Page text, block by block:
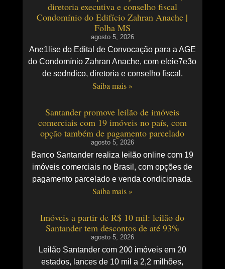
diretoria executiva e conselho fiscal
Condomínio do Edifício Zahran Anache |
Folha MS
agosto 5, 2026
Ane1lise do Edital de Convocação para a AGE
do Condomínio Zahran Anache, com eleie7e3o
de sedndico, diretoria e conselho fiscal.
Saiba mais »
Santander promove leilão de imóveis
comerciais com 19 imóveis no país, com
opção também de pagamento parcelado
agosto 5, 2026
Banco Santander realiza leilão online com 19
imóveis comerciais no Brasil, com opções de
pagamento parcelado e venda condicionada.
Saiba mais »
Imóveis a partir de R$ 10 mil: leilão do
Santander tem descontos de até 93%
agosto 5, 2026
Leilão Santander com 200 imóveis em 20
estados, lances de 10 mil a 2,2 milhões,